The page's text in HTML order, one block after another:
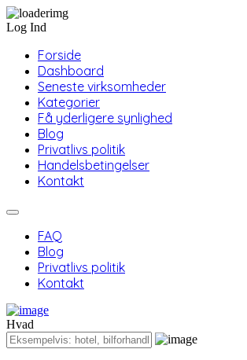
Log Ind
Forside
Dashboard
Seneste virksomheder
Kategorier
Få yderligere synlighed
Blog
Privatlivs politik
Handelsbetingelser
Kontakt
FAQ
Blog
Privatlivs politik
Kontakt
Hvad